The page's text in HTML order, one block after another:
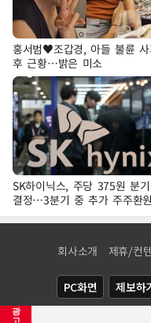
광
고
홍서범♥조갑경, 아들 불륜
후 근황…밝은 미소
SK하이닉스, 주당 375원 분
결정…3분기 중 추가 주주환
표
회사소개 제휴/컨
PC화면 제보하